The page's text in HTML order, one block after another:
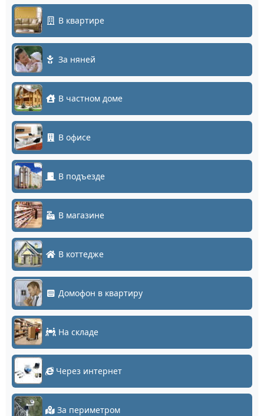
В квартире
За няней
В частном доме
В офисе
В подъезде
В магазине
В коттедже
Домофон в квартиру
На складе
Через интернет
За периметром